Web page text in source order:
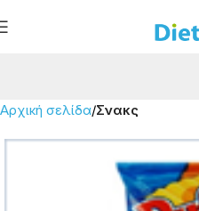
Αρχική σελίδα Σνακς